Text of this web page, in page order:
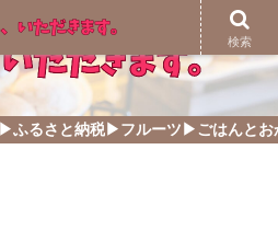
▶ふるさと納税▶フルーツ ▶ごはんとお
検索